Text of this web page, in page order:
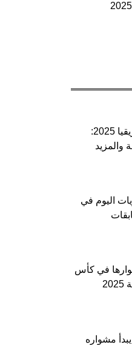
كأس أمم أفريقيا 2025:
والمزيد
اليوم في
في كأس
مشواره